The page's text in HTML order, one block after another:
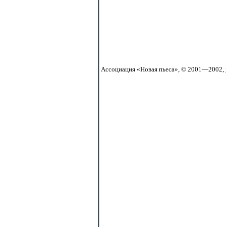
Ассоциация «Новая пьеса», © 2001—2002,